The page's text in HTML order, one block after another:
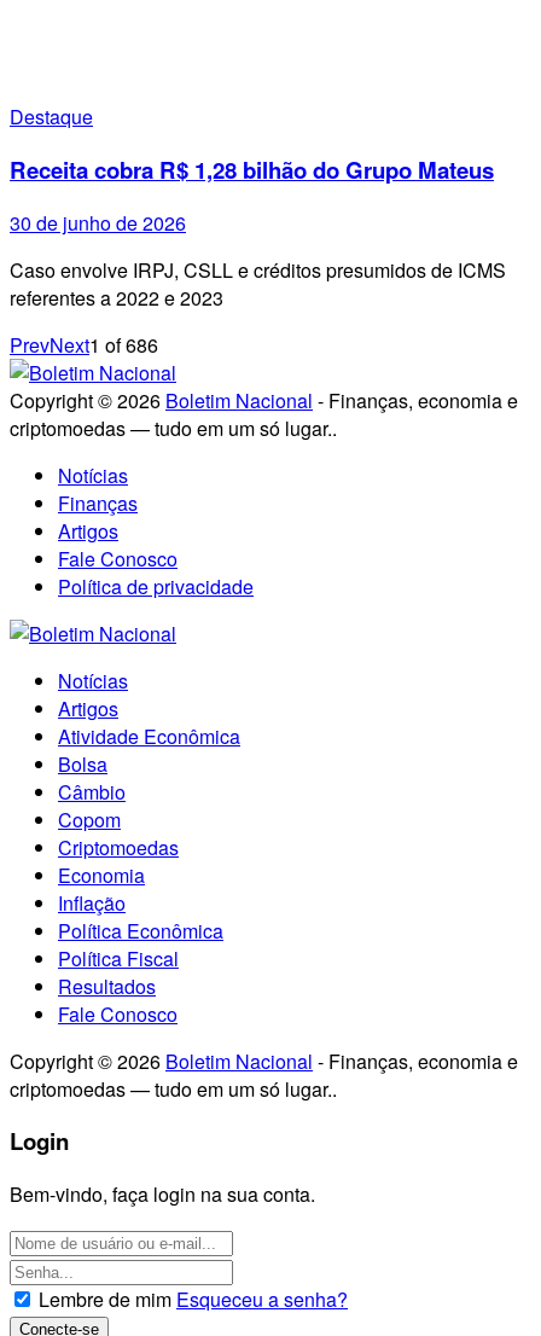
Destaque
Receita cobra R$ 1,28 bilhão do Grupo Mateus
30 de junho de 2026
Caso envolve IRPJ, CSLL e créditos presumidos de ICMS
referentes a 2022 e 2023
PrevNext1 of686
Copyright © 2026 Boletim Nacional - Finanças, economia e
criptomoedas — tudo em um só lugar..
Notícias
Finanças
Artigos
Fale Conosco
Política de privacidade
Notícias
Artigos
Atividade Econômica
Bolsa
Câmbio
Copom
Criptomoedas
Economia
Inflação
Política Econômica
Política Fiscal
Resultados
Fale Conosco
Copyright © 2026 Boletim Nacional - Finanças, economia e
criptomoedas — tudo em um só lugar..
Login
Bem-vindo, faça login na sua conta.
Lembre de mim Esqueceu a senha?